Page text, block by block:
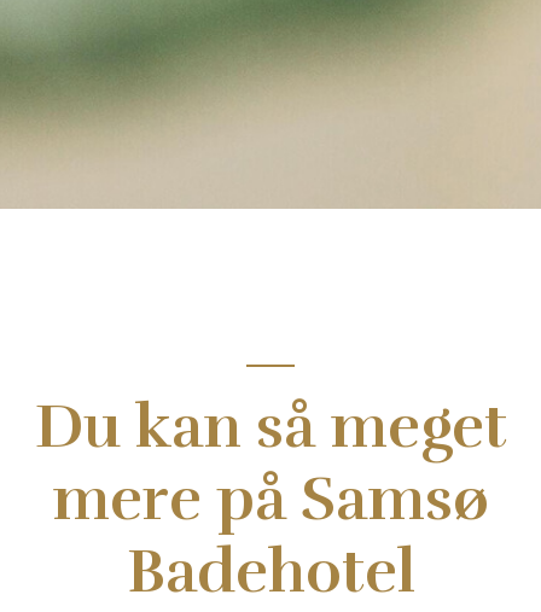
Du kan så meget
mere på Samsø
Badehotel